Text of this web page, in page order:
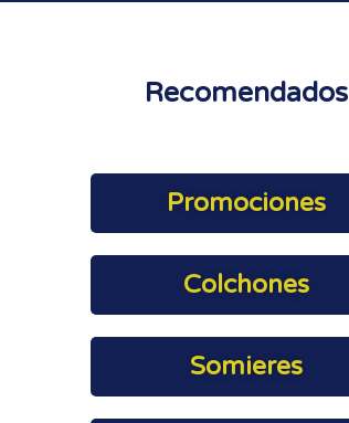
Recomendados
Promociones
Colchones
Somieres